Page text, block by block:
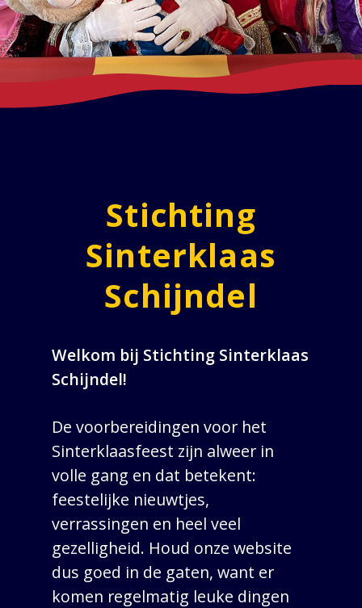
Stichting
Sinterklaas
Schijndel
Welkom bij Stichting Sinterklaas
Schijndel!
De voorbereidingen voor het
Sinterklaasfeest zijn alweer in
volle gang en dat betekent:
feestelijke nieuwtjes,
verrassingen en heel veel
gezelligheid. Houd onze website
dus goed in de gaten, want er
komen regelmatig leuke dingen